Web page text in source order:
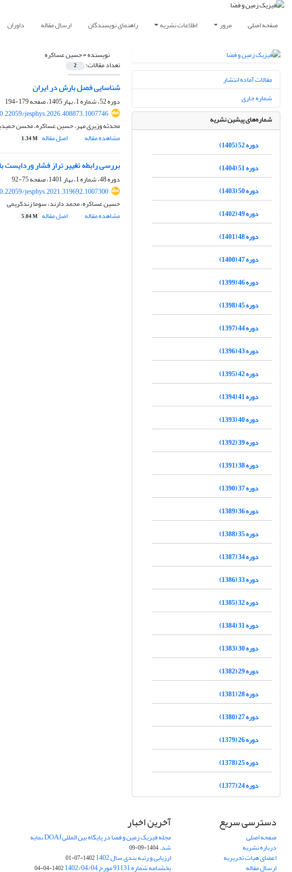
صفحه اصلی مرور اطلاعات نشریه راهنمای نویسندگان ارسال مقاله داوران
نویسنده =حسین عساکره
تعداد مقالات: 2
شناسایی فصل بارش در ایران
دوره 52، شماره 1، بهار 1405، صفحه
179-194
jesphys.2026.408873.1007746
محدثه وزیری مهر، حسین عساکره، محسن
مشاهده مقاله
اصل مقاله 1.34 M
بررسی رابطه تغییر تراز فشار وردایست
دوره 48، شماره 1، بهار 1401، صفحه
75-92
jesphys.2021.319692.1007300
حسین عساکره، محمد دارند، سوما زندکریمی
مشاهده مقاله
اصل مقاله 5.04 M
مقالات آماده انتشار
شماره جاری
شماره‌های پیشین نشریه
دوره 52 (1405)
دوره 51 (1404)
دوره 50 (1403)
دوره 49 (1402)
دوره 48 (1401)
دوره 47 (1400)
دوره 46 (1399)
دوره 45 (1398)
دوره 44 (1397)
دوره 43 (1396)
دوره 42 (1395)
دوره 41 (1394)
دوره 40 (1393)
دوره 39 (1392)
دوره 38 (1391)
دوره 37 (1390)
دوره 36 (1389)
دوره 35 (1388)
دوره 34 (1387)
دوره 33 (1386)
دوره 32 (1385)
دوره 31 (1384)
دوره 30 (1383)
دوره 29 (1382)
دوره 28 (1381)
دوره 27 (1380)
دوره 26 (1379)
دوره 25 (1378)
دوره 24 (1377)
دسترسی سریع
صفحه اصلی
درباره نشریه
اعضای هیات تحریریه
ارسال مقاله
آخرین اخبار
مجله فیزیک زمین و فضا در پایگاه بین المللی DOAJ نمایه
شد.1404-09-09
ارزیابی و رتبه بندی سال 1402 1402-07-01
بخشنامه شماره 91131 مورخ 1402/04/04 1402-04-04